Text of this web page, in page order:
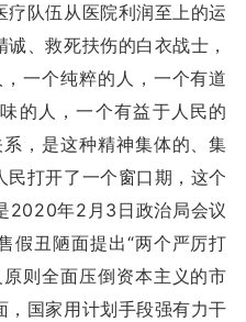
队伍从医院利润至上的运
、救死扶伤的白衣战士，
一个纯粹的人，一个有道
的人，一个有益于人民的
，是这种精神集体的、集
打开了一个窗口期，这个
2020年2月3日政治局会议
假丑陋面提出“两个严厉打
则全面压倒资本主义的市
国家用计划手段强有力干